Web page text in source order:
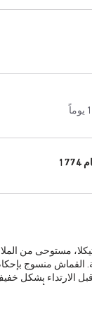
مستوحى من
القماش منسوج
قبل الارتداء بشكل